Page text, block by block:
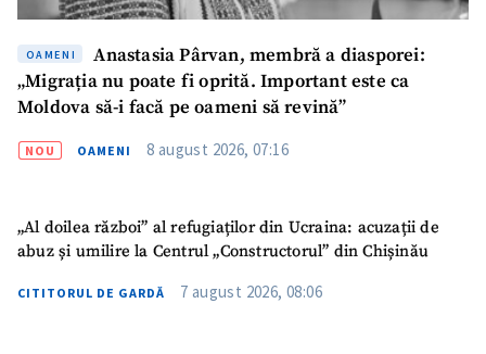
OAMENI
Anastasia Pârvan, membră a diasporei:
„Migrația nu poate fi oprită. Important este ca
Moldova să-i facă pe oameni să revină”
NOU OAMENI 8 august 2026, 07:16
„Al doilea război” al refugiaților din Ucraina: acuzații de
abuz și umilire la Centrul „Constructorul” din Chișinău
CITITORUL DE GARDĂ 7 august 2026, 08:06